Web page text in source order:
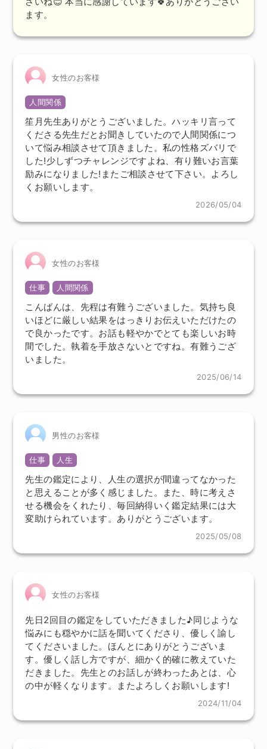
ます。
女性のお客様
人間関係
笙月先生ありがとうございました。ハッキリ言って
くださる先生だとお聞きしていたので人間関係につ
いて悩み相談させて頂きました。私の性格ズバリで
した!少しずつチャレンジですよね、有り難いお言葉
励みになりました!またご相談させて下さい。よろし
くお願いします。
2026/05/04
女性のお客様
仕事 人間関係
こんばんは、先程は有難うございました。気持ち良
いほどに厳しい結果をはっきりお伝えいただけたの
で良かったです。お話も軽やかでとても楽しいお時
間でした。執着を手放さないとですね。有難うござ
いました。
2025/06/14
男性のお客様
仕事 人生
先生の鑑定により、人生の選択が間違ってなかった
と思えることが多く感じました。また、時に考えさ
せる機会をくれたり、毎回納得いく鑑定結果には大
変助けられています。ありがとうございます。
2025/05/08
女性のお客様
先日2回目の鑑定をしていただきました♪同じような
悩みにも穏やかに話を聞いてくださり、優しく諭し
てくださいました。ほんとにありがとうございま
す。優しく話し方ですが、細かく的確に教えていた
だきました。先生とのお話しが終わったあとは、心
の中が軽くなります。またよろしくお願いします!
2024/11/04